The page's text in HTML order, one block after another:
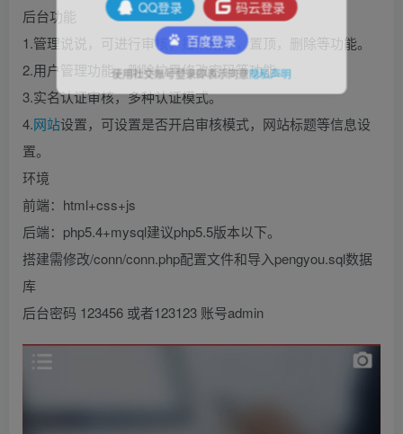
后台功能
1.管理说说，可进行审核，拉黑用户，置顶，删除等功能。
2.用户管理功能，删除拉黑修改密码等功能。
3.实名认证审核，多种认证模式。
4.网站设置，可设置是否开启审核模式，网站标题等信息设
置。
环境
前端：html+css+js
后端：php5.4+mysql建议php5.5版本以下。
搭建需修改/conn/conn.php配置文件和导入pengyou.sql数据
库
后台密码 123456 或者123123 账号admin
QQ登录
码云登录
百度登录
使用社交账号登录即表示同意隐私声明